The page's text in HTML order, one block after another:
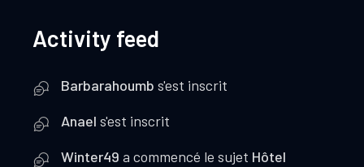
Activity feed
Barbarahoumb s'est inscrit
Anael s'est inscrit
Winter49 a commencé le sujet Hôtel